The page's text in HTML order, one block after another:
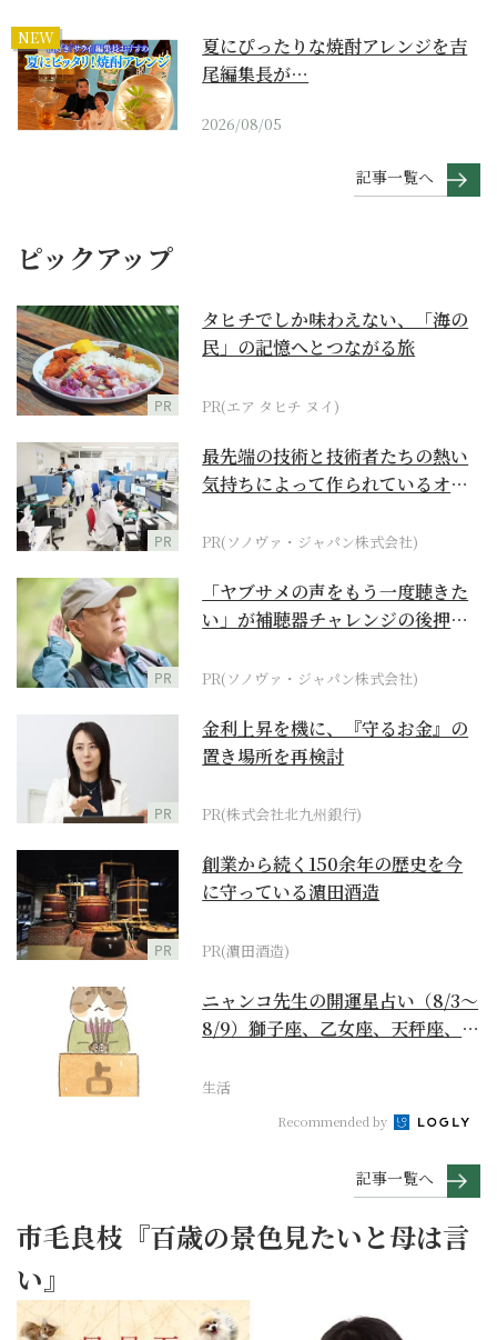
NEW
夏にぴったりな焼酎アレンジを吉
尾編集長が…
2026/08/05
記事一覧へ
ピックアップ
PR
タヒチでしか味わえない、「海の
民」の記憶へとつながる旅
PR(エア タヒチ ヌイ)
PR
最先端の技術と技術者たちの熱い
気持ちによって作られているオー
PR(ソノヴァ・ジャパン株式会社)
PR
「ヤブサメの声をもう一度聴きた
い」が補聴器チャレンジの後押し
PR(ソノヴァ・ジャパン株式会社)
PR
金利上昇を機に、『守るお金』の
置き場所を再検討
PR(株式会社北九州銀行)
PR
創業から続く150余年の歴史を今
に守っている濵田酒造
PR(濵田酒造)
ニャンコ先生の開運星占い（8/3～
8/9）獅子座、乙女座、天秤座、蠍
生活
Recommended by
記事一覧へ
市毛良枝『百歳の景色見たいと母は言
い』